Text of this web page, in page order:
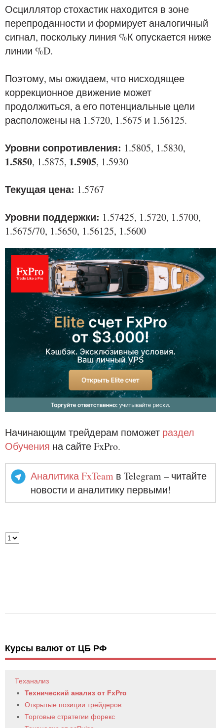
Осциллятор стохастик находится в зоне
перепроданности и формирует аналогичный
сигнал, поскольку линия %К опускается ниже
линии %D.
Поэтому, мы ожидаем, что нисходящее
коррекционное движение может
продолжиться, а его потенциальные цели
расположены на 1.5720, 1.5675 и 1.56125.
Уровни сопротивления: 1.5805, 1.5830,
1.5850, 1.5875, 1.5905, 1.5930
Текущая цена: 1.5767
Уровни поддержки: 1.57425, 1.5720, 1.5700,
1.5675/70, 1.5650, 1.56125, 1.5600
Начинающим трейдерам поможет раздел
Обучения на сайте FxPro.
Аналитика FxTeam в Telegram – читайте
новости и аналитику первыми!
Курсы валют от ЦБ РФ
Теханализ
Технический анализ от FxPro
Открытые позиции трейдеров
Торговые стратегии форекс